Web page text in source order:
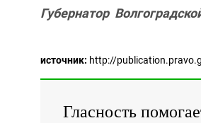
Губернатор
источник: http://
Гласность